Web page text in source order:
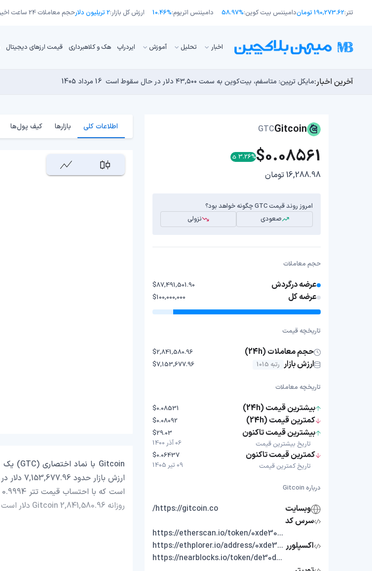
تتر:190,273.62 تومان دامیننس بیت کوین:58.97% دامیننس اتریوم:10.46% ارزش کل بازار:2 تریلیون دلار حجم معاملات 24 ساعت اخیر:
اﺧﺒﺎر تحلیل آموزش ایردراپ هک و کلاهبرداری قیمت ارزهای دیجیتال
آخرین اخبار:مایکل ترپین: متاسفم، بیت‌کوین به سمت ۴۳,۵۰۰ دلار در حال سقوط است 16 مرداد 1405 توسعه‌دهندگان بیت‌کوین ۸۵ باگ بحرانی را در یک وضعیت «فوق‌العاده بد» شناسایی کردند
اوج‌گیری طلا با تقاضای چین؛ چرا قیمت بیت کوین در ۶۴ هزار دلار درجا می‌زند؟ 15 مرداد 1405
بدترین نمودار برای گاوهای بیت کوین؛ آیا دوران رالی‌های نجومی به پایان رسیده است؟ 14 مرداد 1405 انتقال ۶۶ میلیون دلاری بیت کوین توسط مایکرواستراتژی؛ آیا فشار فروش جدیدی در راه است؟
Gitcoin
GTC
$0.08561
3.26%
16,288.98 تومان
امروز روند قیمت GTC چگونه خواهد بود؟
صعودی
نزولی
حجم معاملات
عرضه درگردش $87,491,501.90
عرضه کل $100,000,000
تاریخچه قیمت
حجم معاملات (24h) $2,841,580.96
ارزش بازار رتبه 1015 $7,153,677.96
تاریخچه معاملات
بیشترین قیمت (24h) $0.08531
کمترین قیمت (24h) $0.08092
بیشترین قیمت تاکنون
تاریخ بیشترین قیمت
$29.03
06 آذر 1400
کمترین قیمت تاکنون
تاریخ کمترین قیمت
$0.06437
09 تیر 1405
درباره Gitcoin
وبسایت
https://gitcoin.co/
سرس کد
اکسپلورر
https://etherscan.io/token/0xde30da39c46104798bb5aa3fe8b9e0e1f348163f
https://ethplorer.io/address/0xde30da39c46104798bb5aa3fe8b9e0e1f348163f
https://nearblocks.io/token/de30da39c46104798bb5aa3fe8b9e0e1f348163f.factory.bridge.near
اطلاعات کلی بازارها کیف پول‌ها
روزانه Gitcoin 2,841,580.96 دلار است و قیمت Gitcoin در 24 ساعت اخیر، 3.26 افزایش داشته است.